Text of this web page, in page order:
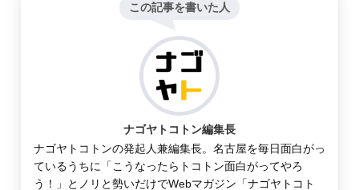
この記事を書いた人
ナゴヤトコトン編集長
ナゴヤトコトンの発起人兼編集長。名古屋を毎日面白がっ
ているうちに「こうなったらトコトン面白がってやろ
う！」とノリと勢いだけでWebマガジン「ナゴヤトコト